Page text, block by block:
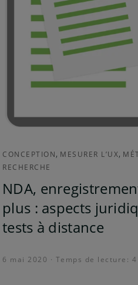
CONCEPTION, MESURER L’UX,
RECHERCHE
NDA,
plus : aspects
tests à distance
6 mai 2020 · Temps de lecture: